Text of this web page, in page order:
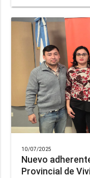
salud y seguridad
Melella.
10/07/2025
Nuevo
Provincial de